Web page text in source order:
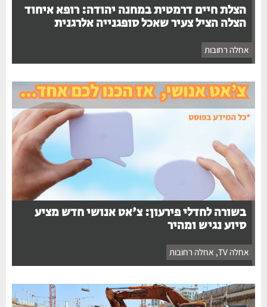
הצלת חיים דרמטית במחנה יהודה: רופא איחוד
הצלה הציל צעיר שאכל סופגנייה אלרגנית
אחלה רחובות
בשורה לחדלי פירעון: צ'אט אנושי חדש מציע
סיוע נגיש ומהיר
אחלה TV , אחלה רחובות